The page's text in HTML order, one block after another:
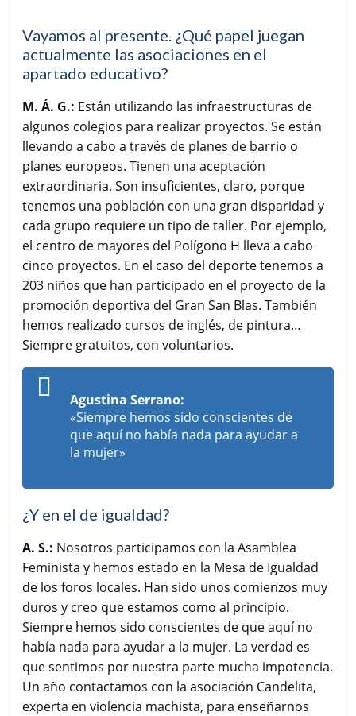
Vayamos al presente. ¿Qué papel juegan
actualmente las asociaciones en el
apartado educativo?
M. Á. G.: Están utilizando las infraestructuras de
algunos colegios para realizar proyectos. Se están
llevando a cabo a través de planes de barrio o
planes europeos. Tienen una aceptación
extraordinaria. Son insuficientes, claro, porque
tenemos una población con una gran disparidad y
cada grupo requiere un tipo de taller. Por ejemplo,
el centro de mayores del Polígono H lleva a cabo
cinco proyectos. En el caso del deporte tenemos a
203 niños que han participado en el proyecto de la
promoción deportiva del Gran San Blas. También
hemos realizado cursos de inglés, de pintura…
Siempre gratuitos, con voluntarios.
Agustina Serrano:
«Siempre hemos sido conscientes de
que aquí no había nada para ayudar a
la mujer»
¿Y en el de igualdad?
A. S.: Nosotros participamos con la Asamblea
Feminista y hemos estado en la Mesa de Igualdad
de los foros locales. Han sido unos comienzos muy
duros y creo que estamos como al principio.
Siempre hemos sido conscientes de que aquí no
había nada para ayudar a la mujer. La verdad es
que sentimos por nuestra parte mucha impotencia.
Un año contactamos con la asociación Candelita,
experta en violencia machista, para enseñarnos